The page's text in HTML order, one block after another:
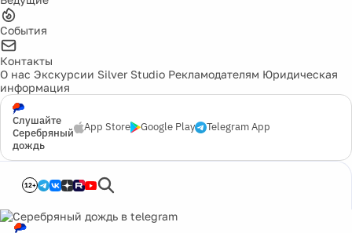
События
Контакты
О нас Экскурсии Silver Studio Рекламодателям Юридическая
информация
Слушайте
Серебряный
дождь
App Store Google Play Telegram App
12+